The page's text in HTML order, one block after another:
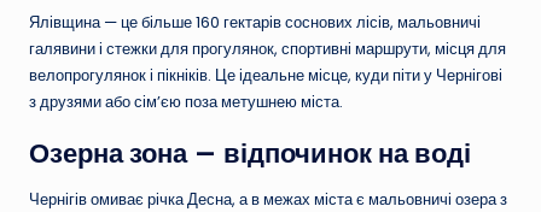
Ялівщина — це більше 160 гектарів соснових лісів, мальовничі
галявини і стежки для прогулянок, спортивні маршрути, місця для
велопрогулянок і пікніків. Це ідеальне місце, куди піти у Чернігові
з друзями або сім’єю поза метушнею міста.
Озерна зона — відпочинок на воді
Чернігів омиває річка Десна, а в межах міста є мальовничі озера з